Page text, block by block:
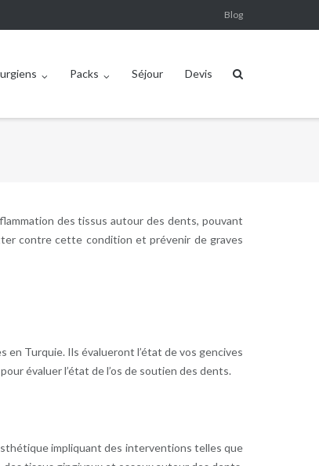
Blog
Packs Séjour Devis
des tissus autour des dents, pouvant
contre cette condition et prévenir de graves
Turquie. Ils évalueront l’état de vos gencives
évaluer l’état de l’os de soutien des dents.
impliquant des interventions telles que